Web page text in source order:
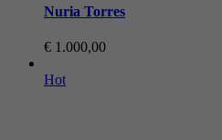
Nuria Torres
€ 1.000,00
Hot